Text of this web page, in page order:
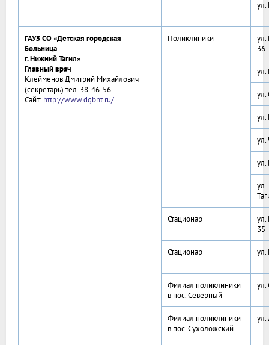
ГАУЗ СО «Детская городская
больница
г. Нижний Тагил»
Главный врач
Клейменов Дмитрий Михайлович
(секретарь) тел. 38-46-56
Сайт: http://www.dgbnt.ru/
Поликлиники
ул.
36
ул.
ул.
ул.
ул.
ул.
Стационар
ул.
35
Стационар ул.
Филиал поликлиники
в пос. Северный
ул.
Филиал поликлиники
в пос. Сухоложский
ул.